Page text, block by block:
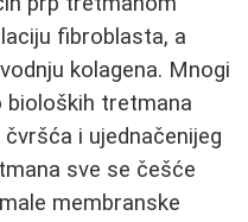
fibroblasta, a
kolagena. Mnogi
bioloških tretmana
i ujednačenijeg
sve se češće
membranske